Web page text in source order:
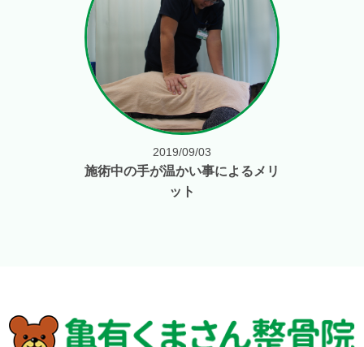
2019/09/03
施術中の手が温かい事によるメリ
ット